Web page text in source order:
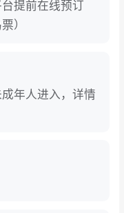
提前在线预订
）
年人进入，详情